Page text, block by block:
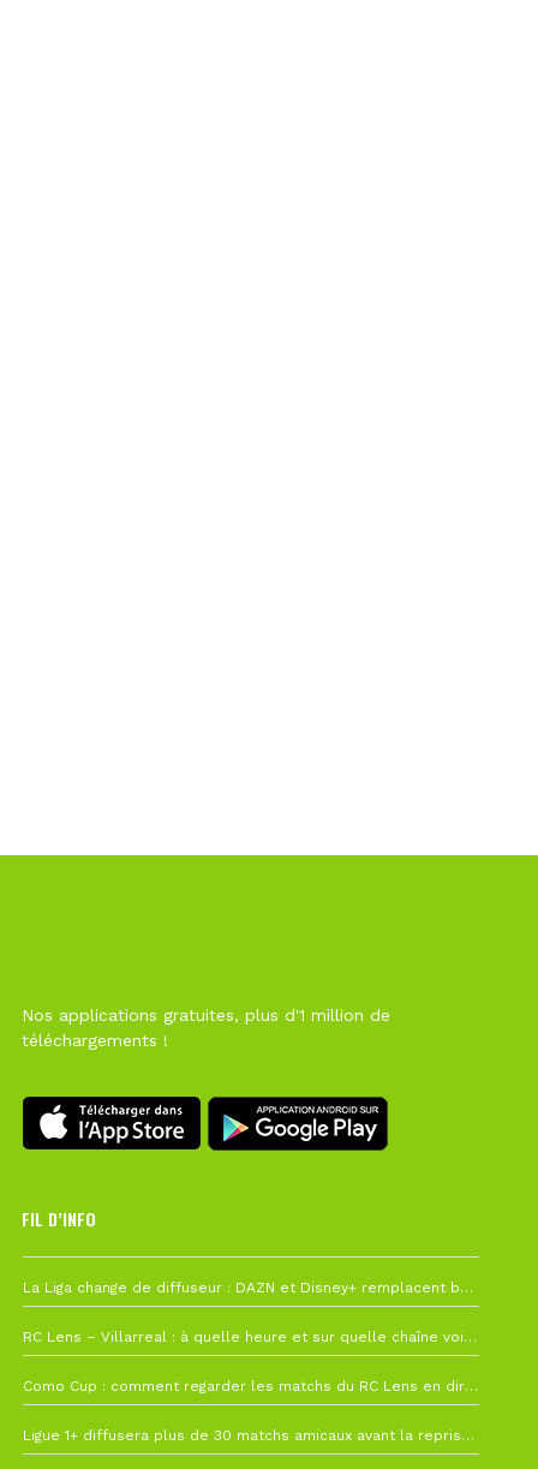
Nos applications gratuites, plus d'1 million de
téléchargements !
FIL D’INFO
La Liga change de diffuseur : DAZN et Disney+ remplacent beIN Sports !
RC Lens – Villarreal : à quelle heure et sur quelle chaîne voir la finale de la Como Cup ?
Como Cup : comment regarder les matchs du RC Lens en direct ?
Ligue 1+ diffusera plus de 30 matchs amicaux avant la reprise de la Ligue 1